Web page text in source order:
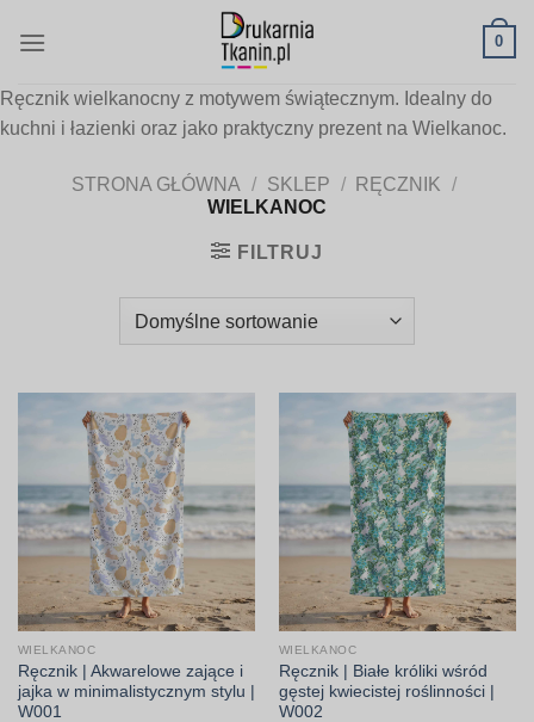
0
Ręcznik wielkanocny z motywem świątecznym. Idealny do
kuchni i łazienki oraz jako praktyczny prezent na Wielkanoc.
STRONA GŁÓWNA / SKLEP / RĘCZNIK /
WIELKANOC
FILTRUJ
WIELKANOC
Ręcznik | Akwarelowe zające i
jajka w minimalistycznym stylu |
W001
WIELKANOC
Ręcznik | Białe króliki wśród
gęstej kwiecistej roślinności |
W002